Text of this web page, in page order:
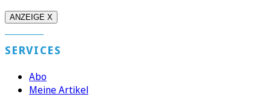
ANZEIGE X
SERVICES
Abo
Meine Artikel